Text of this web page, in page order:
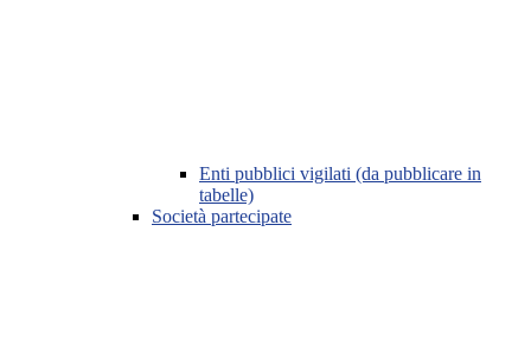
Enti pubblici vigilati (da pubblicare in
tabelle)
Società partecipate